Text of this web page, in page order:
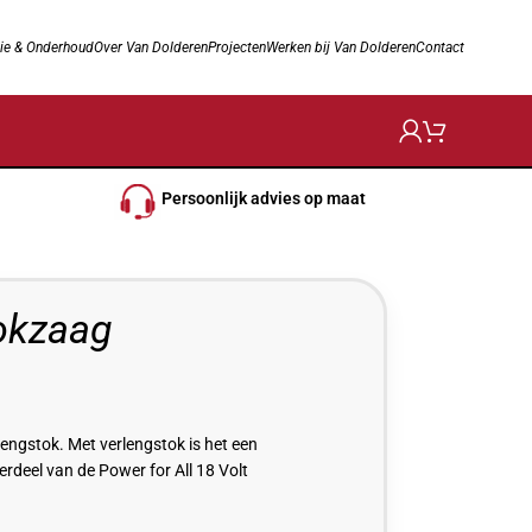
& OnderhoudOver Van DolderenProjectenWerken bij Van DolderenContact
Persoonlijk advies op maat
Met verlengstok is het een
van de Power for All 18 Volt